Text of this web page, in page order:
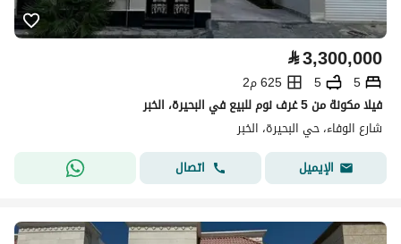
⃁3,300,000
5
5
625 م2
فيلا مكونة من 5 غرف نوم للبيع في البحيرة، الخبر
شارع الوفاء، حي البحيرة، الخبر
الإيميل
اتصال